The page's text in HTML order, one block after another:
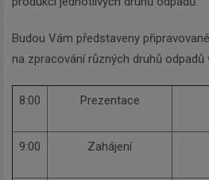
Budou Vám představeny
na zpracování různých druhů odpadů
8:00 Prezentace
9:00 Zahájení